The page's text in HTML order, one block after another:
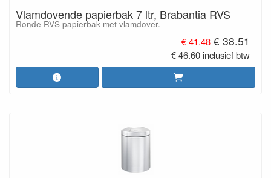
Vlamdovende papierbak 7 ltr, Brabantia RVS
Ronde RVS papierbak met vlamdover.
€ 41.48 € 38.51
€ 46.60 inclusief btw